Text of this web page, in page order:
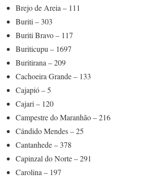
Brejo de Areia – 111
Buriti – 303
Buriti Bravo – 117
Buriticupu – 1697
Buritirana – 209
Cachoeira Grande – 133
Cajapió – 5
Cajari – 120
Campestre do Maranhão – 216
Cândido Mendes – 25
Cantanhede – 378
Capinzal do Norte – 291
Carolina – 197